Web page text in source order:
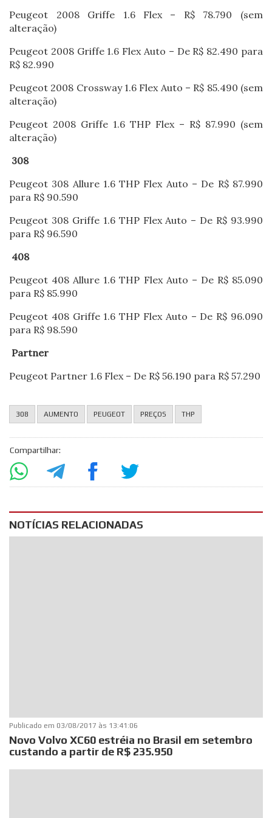
Peugeot 2008 Griffe 1.6 Flex – R$ 78.790 (sem
alteração)
Peugeot 2008 Griffe 1.6 Flex Auto – De R$ 82.490 para
R$ 82.990
Peugeot 2008 Crossway 1.6 Flex Auto – R$ 85.490 (sem
alteração)
Peugeot 2008 Griffe 1.6 THP Flex – R$ 87.990 (sem
alteração)
308
Peugeot 308 Allure 1.6 THP Flex Auto – De R$ 87.990
para R$ 90.590
Peugeot 308 Griffe 1.6 THP Flex Auto – De R$ 93.990
para R$ 96.590
408
Peugeot 408 Allure 1.6 THP Flex Auto – De R$ 85.090
para R$ 85.990
Peugeot 408 Griffe 1.6 THP Flex Auto – De R$ 96.090
para R$ 98.590
Partner
Peugeot Partner 1.6 Flex – De R$ 56.190 para R$ 57.290
308 AUMENTO PEUGEOT PREÇOS THP
Compartilhar:
NOTÍCIAS RELACIONADAS
Publicado em 03/08/2017 às 13:41:06
Novo Volvo XC60 estréia no Brasil em setembro
custando a partir de R$ 235.950